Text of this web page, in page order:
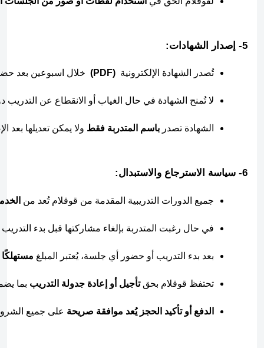
5- إصدار الشهادات:
تُصدر الشهادة الإلكترونية (PDF)
خلال اسبوعين بعد
لا تُمنح الشهادة في حال الغياب أو الانقطاع عن
الشهادة تصدر باسم المتدربة فقط ولا يمكن تعديلها بعد
6- سياسة الاسترجاع والاستبدال:
جميع الدورات التدريبية المقدمة من قوقلام تُعد من
في حال رغبت المتدربة بإلغاء مشاركتها قبل بدء التدريب
بعد بدء التدريب أو حضور أي جلسة، يُعتبر المبلغ مستهلكًا
تحتفظ قوقلام بحق تأجيل أو إعادة جدولة التدريب بما
الدفع أو تأكيد الحجز يُعد موافقة صريحة على جميع